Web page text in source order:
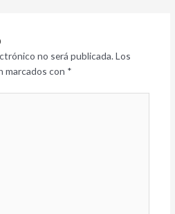
no será publicada. Los
marcados con *